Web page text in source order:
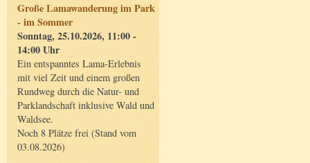
Große Lamawanderung im Park
- im Sommer
Sonntag, 25.10.2026, 11:00 -
14:00 Uhr
Ein entspanntes Lama-Erlebnis
mit viel Zeit und einem großen
Rundweg durch die Natur- und
Parklandschaft inklusive Wald und
Waldsee.
Noch 8 Plätze frei (Stand vom
03.08.2026)